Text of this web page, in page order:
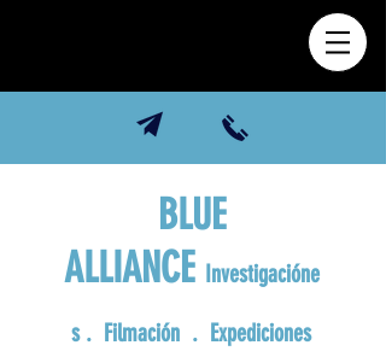
BLUE
ALLIANCE Investigacióne
s . Filmación . Expediciones